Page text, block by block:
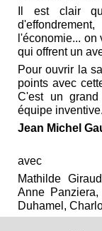
Il est clair
l'économie...
qui offrent un
Pour ouvrir la
points avec
C'est un
équipe
Jean Michel
avec
Mathilde
Anne
Duhamel,